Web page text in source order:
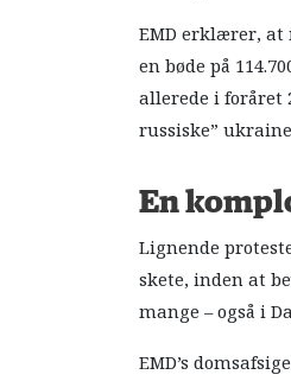
EMD erklærer, at
en bøde på
allerede i foråret
russiske”
En
Lignende
skete, inden at
mange – også i
EMD’s